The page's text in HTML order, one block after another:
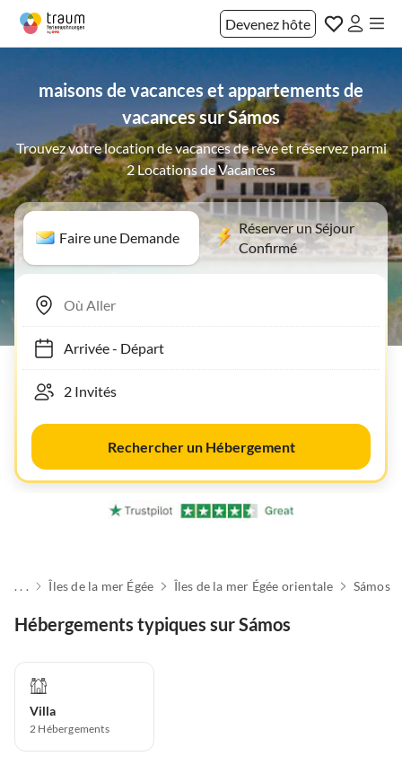
Devenez hôte
maisons de vacances et appartements de
vacances sur Sámos
Trouvez votre location de vacances de rêve et réservez parmi
2 Locations de Vacances
Faire une Demande
Réserver un Séjour
Confirmé
Arrivée- Départ
Rechercher un Hébergement
. . . Îles de la mer Égée Îles de la mer Égée orientale Sámos
Hébergements typiques sur Sámos
Villa
2 Hébergements